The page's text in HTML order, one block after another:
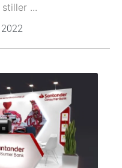
...